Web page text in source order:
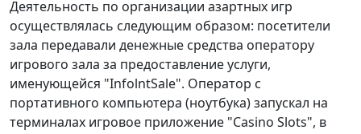
Деятельность по организации азартных игр
осуществлялась следующим образом: посетители
зала передавали денежные средства оператору
игрового зала за предоставление услуги,
именующейся "InfolntSale". Оператор с
портативного компьютера (ноутбука) запускал на
терминалах игровое приложение "Casino Slots", в